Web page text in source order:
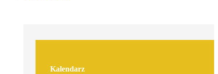
Kalendarz